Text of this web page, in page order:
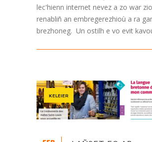
lec'hienn internet nevez a zo war
renabliñ an embregerezhioù a ra
brezhoneg. Un ostilh e vo evit
KELEIER